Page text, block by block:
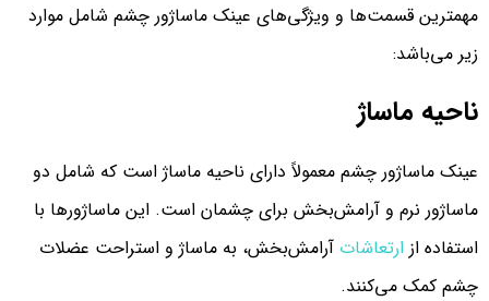
مهمترین قسمت‌ها و ویژگی‌های عینک ماساژور چشم شامل موارد
زیر می‌باشد:
ناحیه ماساژ
عینک ماساژور چشم معمولاً دارای ناحیه ماساژ است که شامل دو
ماساژور نرم و آرامش‌بخش برای چشمان است. این ماساژورها با
استفاده از ارتعاشات آرامش‌بخش، به ماساژ و استراحت عضلات
چشم کمک می‌کنند.